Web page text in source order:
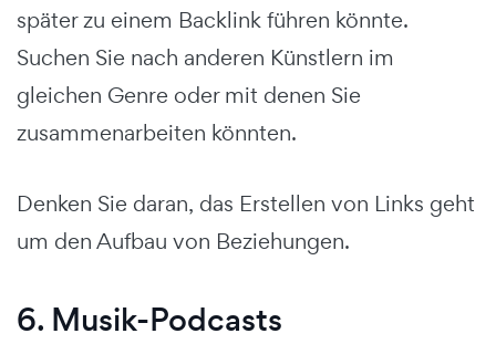
später zu einem Backlink führen könnte.
Suchen Sie nach anderen Künstlern im
gleichen Genre oder mit denen Sie
zusammenarbeiten könnten.
Denken Sie daran, das Erstellen von Links geht
um den Aufbau von Beziehungen.
6. Musik-Podcasts